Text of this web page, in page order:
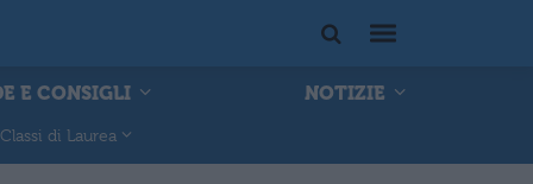
E CONSIGLI
NOTIZIE
Classi di Laurea